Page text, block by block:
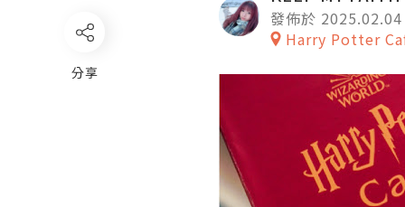
分享
發佈於 2025.02.04
Harry Potter